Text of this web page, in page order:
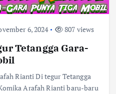
6, 2024 807 views
Tetangga Gara-
Rianti Di tegur Tetangga
Arafah Rianti baru-baru